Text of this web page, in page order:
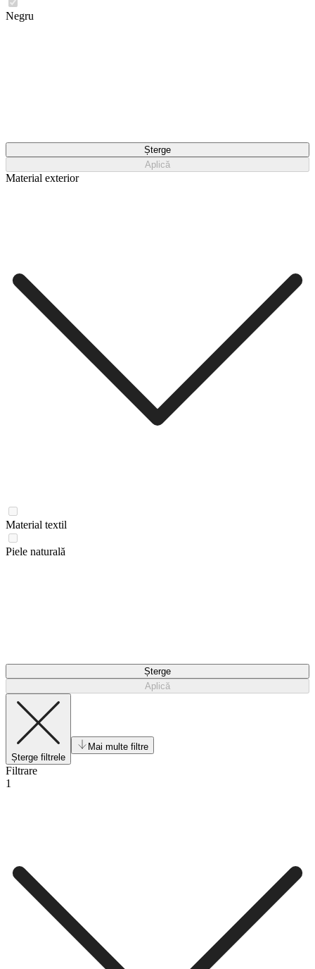
Negru
Șterge
Aplică
Material exterior
Material textil
Piele naturală
Șterge
Aplică
Șterge filtrele
Mai multe filtre
Filtrare
1